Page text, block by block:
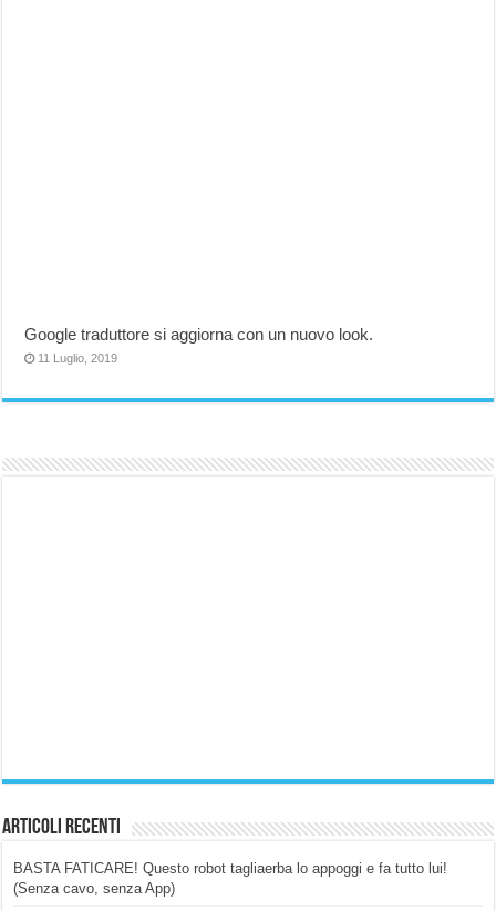
Google traduttore si aggiorna con un nuovo look.
11 Luglio, 2019
Articoli Recenti
BASTA FATICARE! Questo robot tagliaerba lo appoggi e fa tutto lui!
(Senza cavo, senza App)